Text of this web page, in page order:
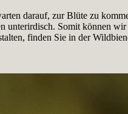
darauf, zur Blüte zu
unterirdisch. Somit können
finden Sie in der